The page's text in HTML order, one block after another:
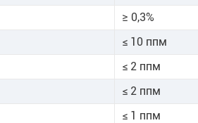
≥ 0,3%
≤ 10 ппм
≤ 2 ппм
≤ 2 ппм
≤ 1 ппм